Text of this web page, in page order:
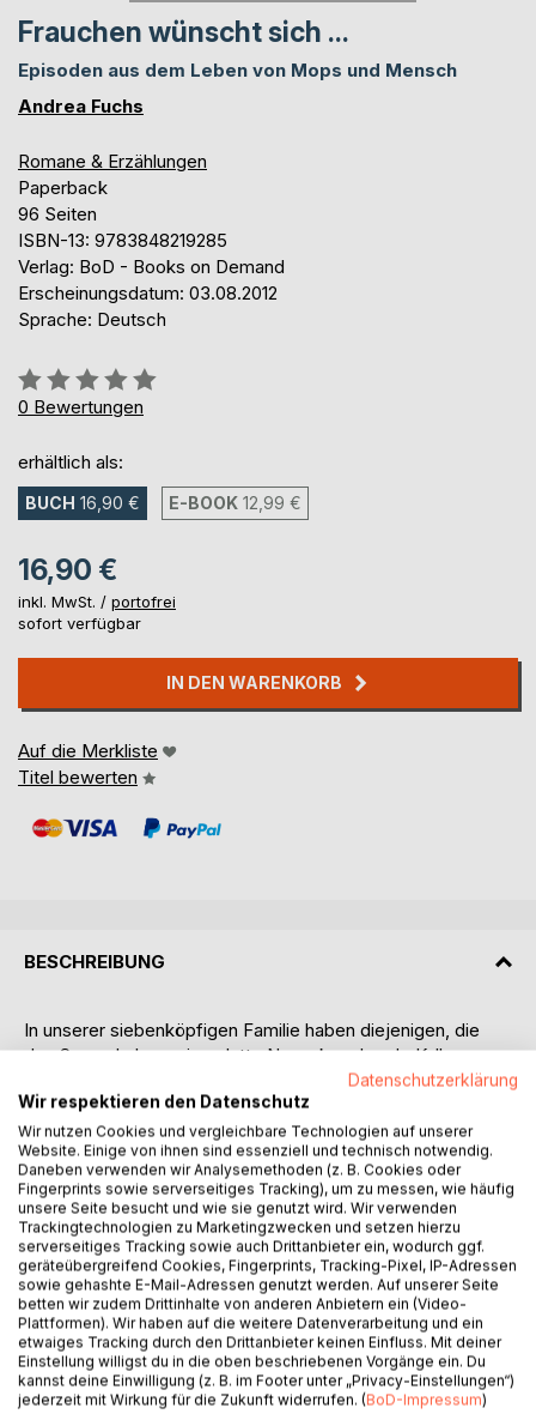
Frauchen wünscht sich ...
Episoden aus dem Leben von Mops und Mensch
Andrea Fuchs
Romane & Erzählungen
Paperback
96 Seiten
ISBN-13: 9783848219285
Verlag: BoD - Books on Demand
Erscheinungsdatum: 03.08.2012
Sprache: Deutsch
Bewertung::
0%
0 Bewertungen
erhältlich als:
BUCH 16,90 € E-BOOK 12,99 €
16,90 €
inkl. MwSt. / portofrei
sofort verfügbar
IN DEN WARENKORB
Auf die Merkliste
Titel bewerten
BESCHREIBUNG
In unserer siebenköpfigen Familie haben diejenigen, die
das Sagen haben, eine platte Nase, kugelrunde Kulleraugen
und einen untrüglichen Instinkt für die Schwächen ihrer
Menschen: unsere Möpse.
Es vergeht kein Tag, an dem sie uns nicht zum Lachen
bringen. Und eines ist bei diesen Clowns Programm:
Sturheit und Hartnäckigkeit.
So bringen sie uns im Alltag immer wieder in die
unmöglichsten Situationen, die sie auf liebenswerte Weise
immer zu ihren Gunsten entscheiden.
"Frauchen wünscht sich ..." ist eine Art Tagebuch, in dem
typische Begebenheiten aus dem Alltag mit MOPS aus
Sicht des Frauchens erzählt werden. Dabei wird die
Hundeerziehung mit einem Augenzwinkern auf's Korn
genommen - halten doch die Möpse alle Fäden des
Datenschutzerklärung
Wir respektieren den Datenschutz
Wir nutzen Cookies und vergleichbare Technologien auf unserer
Website. Einige von ihnen sind essenziell und technisch notwendig.
Daneben verwenden wir Analysemethoden (z. B. Cookies oder
Fingerprints sowie serverseitiges Tracking), um zu messen, wie häufig
unsere Seite besucht und wie sie genutzt wird. Wir verwenden
Trackingtechnologien zu Marketingzwecken und setzen hierzu
serverseitiges Tracking sowie auch Drittanbieter ein, wodurch ggf.
geräteübergreifend Cookies, Fingerprints, Tracking-Pixel, IP-Adressen
sowie gehashte E-Mail-Adressen genutzt werden. Auf unserer Seite
betten wir zudem Drittinhalte von anderen Anbietern ein (Video-
Plattformen). Wir haben auf die weitere Datenverarbeitung und ein
etwaiges Tracking durch den Drittanbieter keinen Einfluss. Mit deiner
Einstellung willigst du in die oben beschriebenen Vorgänge ein. Du
kannst deine Einwilligung (z. B. im Footer unter „Privacy-Einstellungen“)
jederzeit mit Wirkung für die Zukunft widerrufen. (BoD-Impressum)